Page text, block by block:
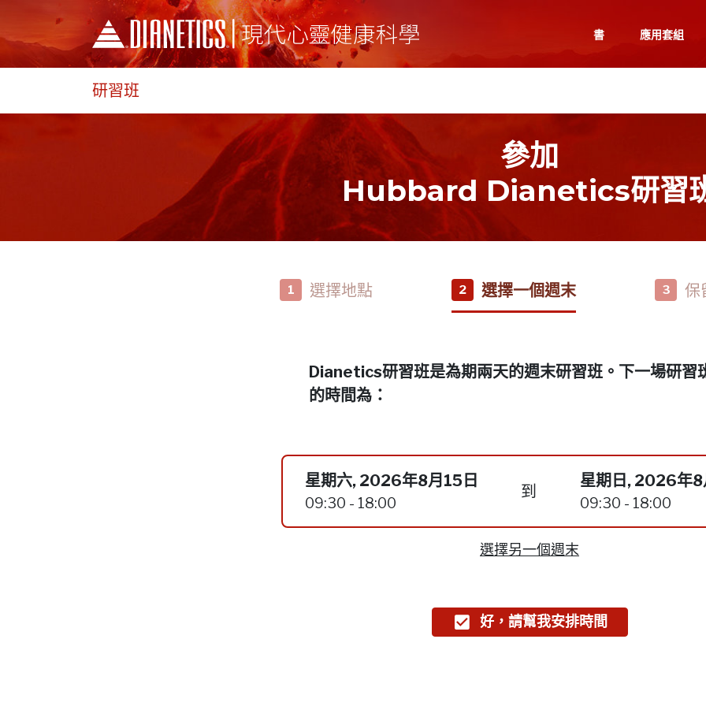
書 應用套組
研習班
參加
Hubbard Dianetics研習
1 選擇地點 2 選擇一個週末 3 保
Dianetics研習班是為期兩天的週末研習班。下一場研習
的時間為：
星期六, 2026年8月15日
09:30 - 18:00
到
星期日, 2026年8
09:30 - 18:00
選擇另一個週末
好，請幫我安排時間